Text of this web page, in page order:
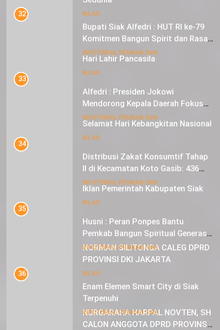
IKLAN
Hari Lahir Pancasila
IKLAN
Selamat Hari Kebangkitan Nasional
IKLAN
Iklan Pemerintah Kabupaten Siak
IKLAN
NORMAN SILITONGA CALEG DPRD
PROVINSI DKI JAKARTA
IKLAN
NURGARAHA HARPAL NOVTEN, SH
CALON ANGGOTA DPRD PROVINSI
Bupati Siak Alfedri : HUT RI ke-79
Komitmen Bangun Spirit dan Rasa
Nasionalisme
INFOTORIAL PEMKAB SIAK
Mendorong Kepala Daerah Fokus
pada Inflasi dan Pilkada Serentak
INFOTORIAL PEMKAB SIAK
II di Kecamatan Koto Gasib: 436
Mustahik Terima Bantuan
INFOTORIAL PEMKAB SIAK
Pemkab Bangun Spiritual Generasi
Muda
INFOTORIAL PEMKAB SIAK
Enam Elemen Smart City di Siak
Terpenuhi
INFOTORIAL PEMKAB SIAK